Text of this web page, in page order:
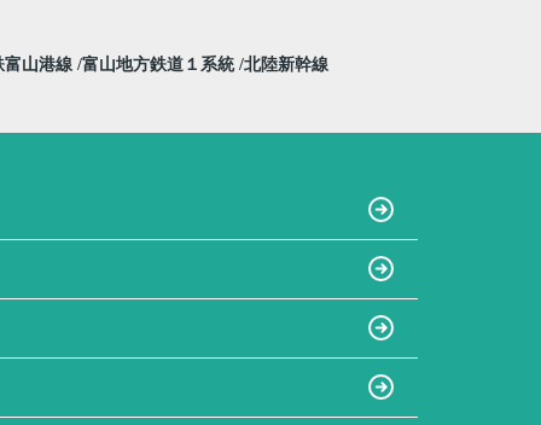
富山港線 富山地方鉄道１系統 北陸新幹線